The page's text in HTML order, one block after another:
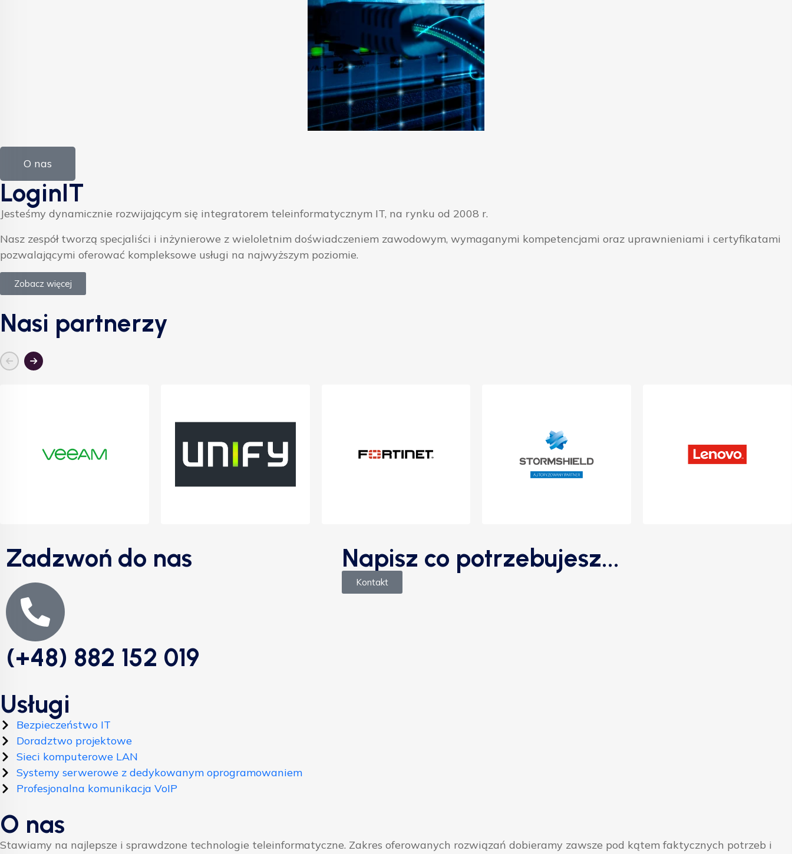
O nas
LoginIT
Jesteśmy dynamicznie rozwijającym się integratorem teleinformatycznym IT, na rynku od 2008 r.
Nasz zespół tworzą specjaliści i inżynierowe z wieloletnim doświadczeniem zawodowym, wymaganymi kompetencjami oraz uprawnieniami i certyfikatami
pozwalającymi oferować kompleksowe usługi na najwyższym poziomie.
Zobacz więcej
Nasi partnerzy
Zadzwoń do nas
(+48) 882 152 019
Napisz co potrzebujesz...
Kontakt
Usługi
Bezpieczeństwo IT
Doradztwo projektowe
Sieci komputerowe LAN
Systemy serwerowe z dedykowanym oprogramowaniem
Profesjonalna komunikacja VoIP
O nas
Stawiamy na najlepsze i sprawdzone technologie teleinformatyczne. Zakres oferowanych rozwiązań dobieramy zawsze pod kątem faktycznych potrzeb i